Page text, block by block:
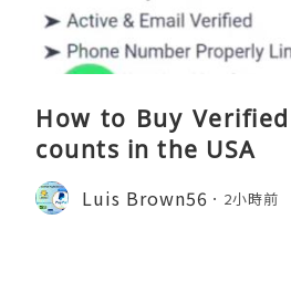
How to Buy
counts in the USA
Luis Brown56 2小時前